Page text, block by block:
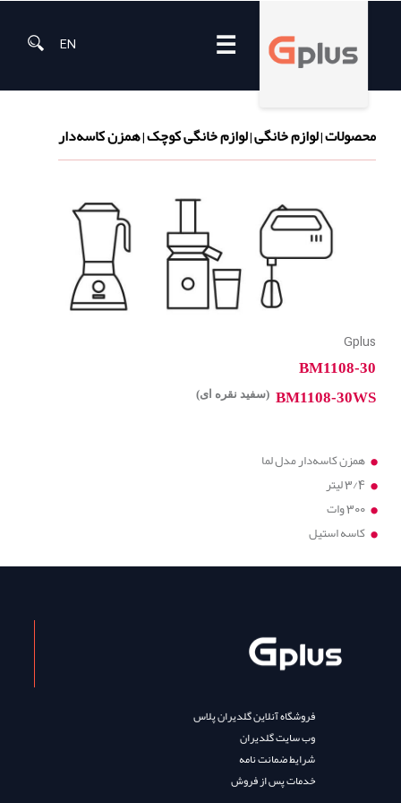
☰
EN
محصولات|لوازم خانگی|لوازم خانگی کوچک|همزن کاسه‌دار
Gplus
BM1108-30
BM1108-30WS (سفید نقره ای)
همزن کاسه‌دار مدل لما
3/4 لیتر
300 وات
کاسه استیل
فروشگاه آنلاین گلدیران پلاس
وب سایت گلدیران
شرایط ضمانت نامه
خدمات پس از فروش